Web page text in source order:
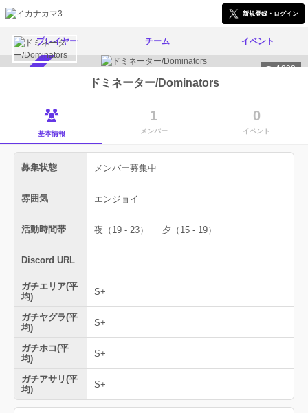
新規登録・ログイン
プレイヤー チーム イベント
1332
ドミネーター/Dominators
基本情報
1
メンバー
0
イベント
募集状態 メンバー募集中
雰囲気 エンジョイ
活動時間帯 夜（19 - 23） 夕（15 - 19）
Discord URL
ガチエリア(平
均)
S+
ガチヤグラ(平
均)
S+
ガチホコ(平
均)
S+
ガチアサリ(平
均)
S+